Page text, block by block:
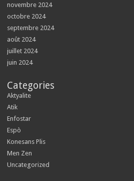
novembre 2024
octobre 2024
septembre 2024
août 2024
juillet 2024
juin 2024
Categories
Aktyalite
Atik
Enfostar
Espò
Konesans Plis
Men Zen
Uncategorized